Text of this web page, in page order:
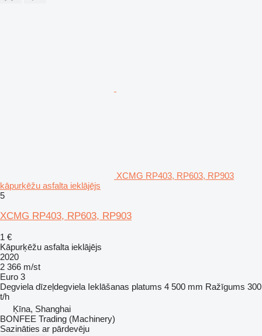
XCMG RP403, RP603, RP903
kāpurķēžu asfalta ieklājējs
5
XCMG RP403, RP603, RP903
1 €
Kāpurķēžu asfalta ieklājējs
2020
2 366 m/st
Euro 3
Degviela dīzeļdegviela Ieklāšanas platums 4 500 mm Ražīgums 300
t/h
Ķīna, Shanghai
BONFEE Trading (Machinery)
Sazināties ar pārdevēju